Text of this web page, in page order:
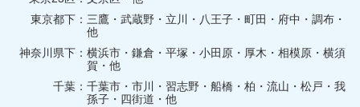
東京都下
三鷹・武蔵野・立川・八王子・町田・府中・調布・
他
神奈川県下
横浜市・鎌倉・平塚・小田原・厚木・相模原・横須
賀・他
千葉
千葉市・市川・習志野・船橋・柏・流山・松戸・我
孫子・四街道・他